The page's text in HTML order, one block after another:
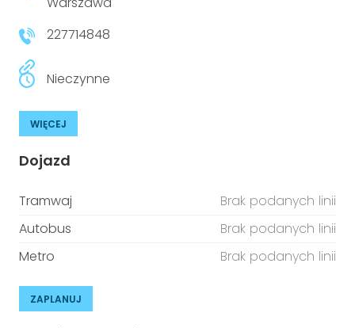
227714848
Nieczynne
WIĘCEJ
Dojazd
Tramwaj
Brak podanych linii
Autobus
Brak podanych linii
Metro
Brak podanych linii
ZAPLANUJ